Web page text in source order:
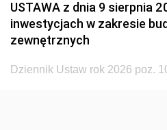
1929 1928
1926
1923 1922
USTAWA z dnia 9 sierpnia
inwestycjach w zakresie
zewnętrznych
Dziennik Ustaw rok 2026 poz.